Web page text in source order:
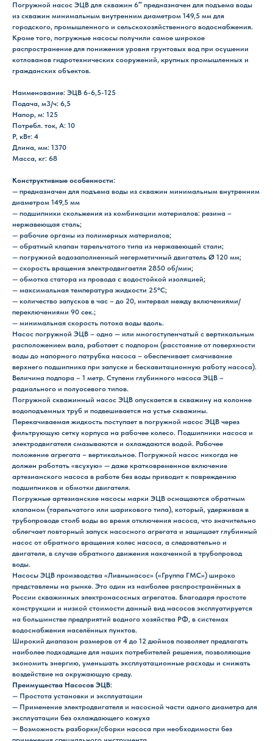
Погружной насос ЭЦВ для скважин 6″ предназначен для подъема воды
из скважин минимальным внутренним диаметром 149,5 мм для
городского, промышленного и сельскохозяйственного водоснабжения.
Кроме того, погружные насосы получили самое широкое
распространение для понижения уровня грунтовых вод при осушении
котлованов гидротехнических сооружений, крупных промышленных и
гражданских объектов.
Наименование: ЭЦВ 6-6,5-125
Подача, м3/ч: 6,5
Напор, м: 125
Потребл. ток, А: 10
P, кВт: 4
Длина, мм: 1370
Масса, кг: 68
Конструктивные особенности:
— предназначен для подъема воды из скважин минимальным внутренним
диаметром 149,5 мм
— подшипники скольжения из комбинации материалов: резина –
нержавеющая сталь;
— рабочие органы из полимерных материалов;
— обратный клапан тарельчатого типа из нержавеющей стали;
— погружной водозаполненный негерметичный двигатель Ø 120 мм;
— скорость вращения электродвигаетля 2850 об/мин;
— обмотка статора из провода с водостойкой изоляцией;
— максимальная температура жидкости 25°С;
— количество запусков в час – до 20, интервал между включениями/
переключениями 90 сек.;
— минимальная скорость потока воды вдоль.
Насос погружной ЭЦВ – одно — или многоступенчатый с вертикальным
расположением вала, работает с подпором (расстояние от поверхности
воды до напорного патрубка насоса – обеспечивает смачивание
верхнего подшипника при запуске и бескавитационную работу насоса).
Величина подпора – 1 метр. Ступени глубинного насоса ЭЦВ –
радиального и полуосевого типов.
Погружной скважинный насос ЭЦВ опускается в скважину на колонне
водоподъемных труб и подвешивается на устье скважины.
Перекачиваемая жидкость поступает в погружной насос ЭЦВ через
фильтрующую сетку корпуса на рабочее колесо. Подшипники насоса и
электродвигателя смазываются и охлаждаются водой. Рабочее
положение агрегата – вертикальное. Погружной насос никогда не
должен работать «всухую» — даже кратковременное включение
артезианского насоса в работе без воды приводит к повреждению
подшипников и обмотки двигателя.
Погружные артезианские насосы марки ЭЦВ оснащаются обратным
клапаном (тарельчатого или шарикового типа), который, удерживая в
трубопроводе столб воды во время отключения насоса, что значительно
облегчает повторный запуск насосного агрегата и защищает глубинный
насос от обратного вращения колес насоса, а следовательно и
двигателя, в случае обратного движения накаченной в трубопровод
воды.
Насосы ЭЦВ производства «Ливнынасос» («Группа ГМС») широко
представлены на рынке. Это один из наиболее распространённых в
России скважинных электронасосных агрегатов. Благодаря простоте
конструкции и низкой стоимости данный вид насосов эксплуатируется
на большинстве предприятий водного хозяйства РФ, в системах
водоснабжения населённых пунктов.
Широкий диапазон размеров от 4 до 12 дюймов позволяет предлагать
наиболее подходящие для наших потребителей решения, позволяющие
экономить энергию, уменьшать эксплуатационные расходы и снижать
воздействие на окружающую среду.
Преимущества Насосов ЭЦВ:
— Простота установки и эксплуатации
— Применение электродвигателя и насосной части одного диаметра для
эксплуатации без охлаждающего кожуха
— Возможность разборки/сборки насоса при необходимости без